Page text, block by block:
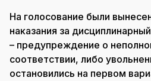
На голосование были
наказания за
– предупреждение о
соответствии, либо
остановились на первом